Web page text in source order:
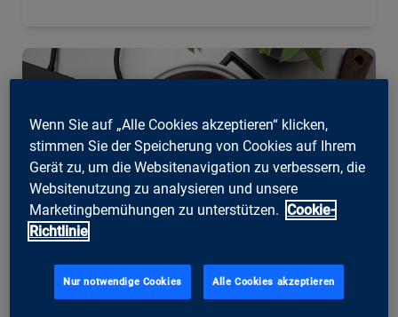
Wired Cooking
Alles in einem Topf
Wenn Sie auf „Alle Cookies akzeptieren“ klicken,
stimmen Sie der Speicherung von Cookies auf Ihrem
Gerät zu, um die Websitenavigation zu verbessern, die
Websitenutzung zu analysieren und unsere
Marketingbemühungen zu unterstützen. Cookie-
Richtlinie
Nur notwendige Cookies Alle Cookies akzeptieren